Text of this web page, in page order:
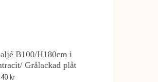
B100/H180cm i
Grålackad plåt
kr